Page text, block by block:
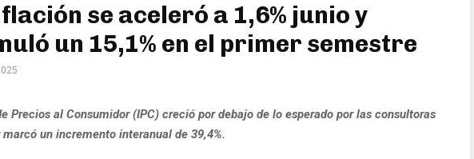
se aceleró a 1,6% junio y
un 15,1% en el primer semestre
Precios al Consumidor (IPC) creció por debajo de lo esperado por las consultoras
marcó un incremento interanual de 39,4%.